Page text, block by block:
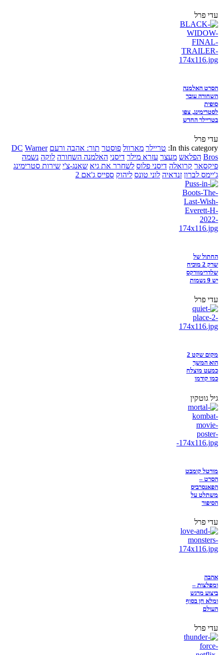
עדי פרל
הסרט האלמנה
השחורה עובר
סופית
לסטרימינג, צפו
בטריילר החדש
עדי פרל
In this category: טריילר מארוול פוסטר תור: אהבה ורעם DC Warner
Bros הפלאש מעצר עזרא מילר דיסני האלמנה השחורה לוקה נשמה
פיקסאר קרואלה דיסני פלוס לשחרר את גיא שאנג-צ'י שירות סטרימינג
ג'יימס לברון זנדאיה לוני טונס ליהוק ספייס ג'אם 2
החתול של
שרק 2 מוכיח
שלדרימוורקס
יש 9 נשמות
עדי פרל
מקום שקט 2
הוא המשך
כמעט מוצלח
כמו קודמו
גיל גוטקין
מורטל קומבט
הסרט –
הפאנסרביס
משתלט על
הסיפור
עדי פרל
אהבה
ומפלצות –
ביצוע מרגש
ומלא חן בסוף
העולם
עדי פרל